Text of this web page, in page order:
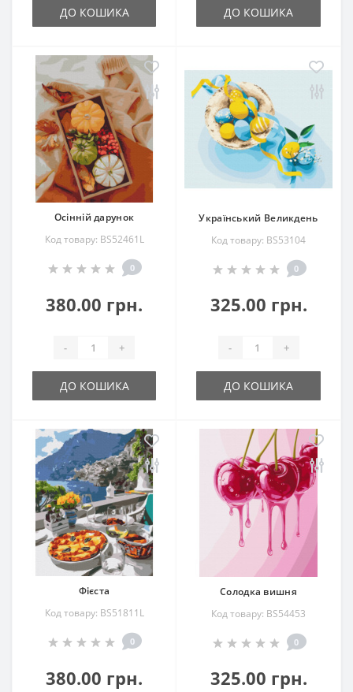
ДО КОШИКА ДО КОШИКА
Осінній дарунок
Код товару: BS52461L
0
380.00 грн.
- +
ДО КОШИКА
Український Великдень
Код товару: BS53104
0
325.00 грн.
- +
ДО КОШИКА
Фієста
Код товару: BS51811L
0
380.00 грн.
Солодка вишня
Код товару: BS54453
0
325.00 грн.